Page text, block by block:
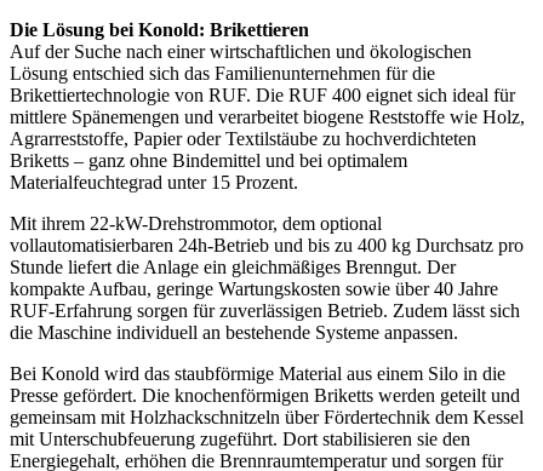
Die Lösung bei Konold: Brikettieren
Auf der Suche nach einer wirtschaftlichen und ökologischen
Lösung entschied sich das Familienunternehmen für die
Brikettiertechnologie von RUF. Die RUF 400 eignet sich ideal für
mittlere Spänemengen und verarbeitet biogene Reststoffe wie Holz,
Agrarreststoffe, Papier oder Textilstäube zu hochverdichteten
Briketts – ganz ohne Bindemittel und bei optimalem
Materialfeuchtegrad unter 15 Prozent.
Mit ihrem 22-kW-Drehstrommotor, dem optional
vollautomatisierbaren 24h-Betrieb und bis zu 400 kg Durchsatz pro
Stunde liefert die Anlage ein gleichmäßiges Brenngut. Der
kompakte Aufbau, geringe Wartungskosten sowie über 40 Jahre
RUF-Erfahrung sorgen für zuverlässigen Betrieb. Zudem lässt sich
die Maschine individuell an bestehende Systeme anpassen.
Bei Konold wird das staubförmige Material aus einem Silo in die
Presse gefördert. Die knochenförmigen Briketts werden geteilt und
gemeinsam mit Holzhackschnitzeln über Fördertechnik dem Kessel
mit Unterschubfeuerung zugeführt. Dort stabilisieren sie den
Energiegehalt, erhöhen die Brennraumtemperatur und sorgen für